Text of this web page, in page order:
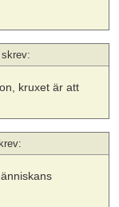
skrev:
kruxet är att